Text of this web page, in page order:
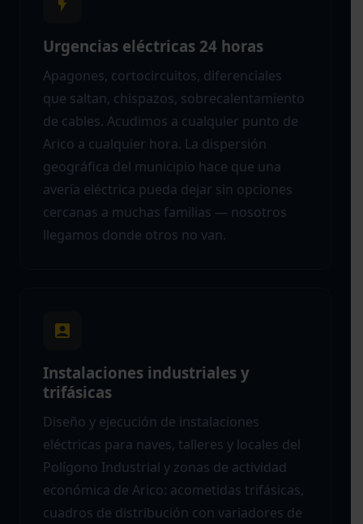
Urgencias eléctricas 24 horas
Apagones, cortocircuitos, diferenciales
que saltan, chispazos, sobrecalentamiento
de cables. Acudimos a cualquier punto de
Arico a cualquier hora. La dispersión
geográfica del municipio hace que una
avería eléctrica pueda dejar sin opciones
cercanas a muchas familias — nosotros
llegamos donde otros no van.
Instalaciones industriales y
trifásicas
Diseño y ejecución de instalaciones
eléctricas para naves, talleres y locales del
Polígono Industrial y zonas de actividad
económica de Arico: acometidas trifásicas,
cuadros de distribución con variadores de